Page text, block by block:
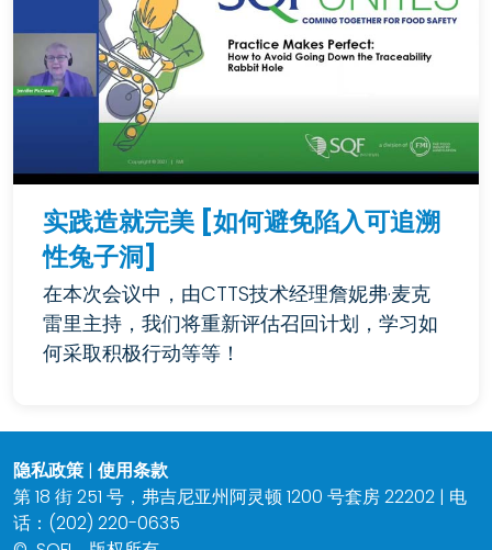
实践造就完美 [如何避免陷入可追溯
性兔子洞]
在本次会议中，由CTTS技术经理詹妮弗·麦克
雷里主持，我们将重新评估召回计划，学习如
何采取积极行动等等！
隐私政策 | 使用条款
第 18 街 251 号，弗吉尼亚州阿灵顿 1200 号套房 22202 | 电
话：(202) 220-0635